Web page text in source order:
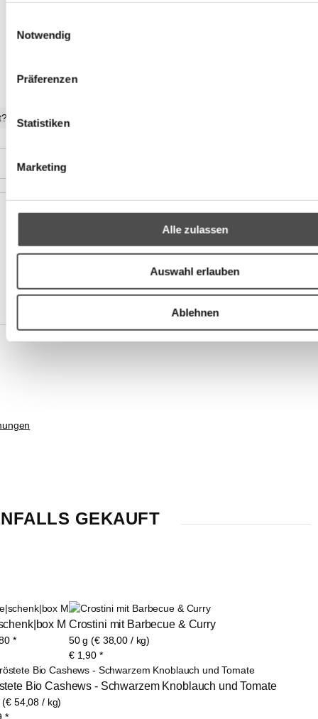
Notwendig
Präferenzen
Statistiken
Marketing
Alle zulassen
Auswahl erlauben
Ablehnen
GEKAUFT
M
*
Crostini mit Barbecue & Curry
50 g (€ 38,00 / kg)
€ 1,90 *
Bio Cashews - Schwarzem Knoblauch und Tomate
54,08 / kg)